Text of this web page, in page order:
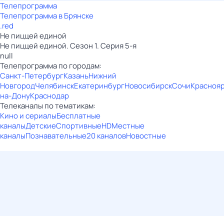
Телепрограмма
Телепрограмма в Брянске
.red
Не пиццей единой
Не пиццей единой. Сезон 1. Серия 5-я
null
Телепрограмма по городам:
Санкт-ПетербургКазаньНижний
НовгородЧелябинскЕкатеринбургНовосибирскСочи
на-ДонуКраснодар
Телеканалы по тематикам:
Кино и сериалыБесплатные
каналыДетскиеСпортивныеHDМестные
каналыПознавательные20 каналовНовостные